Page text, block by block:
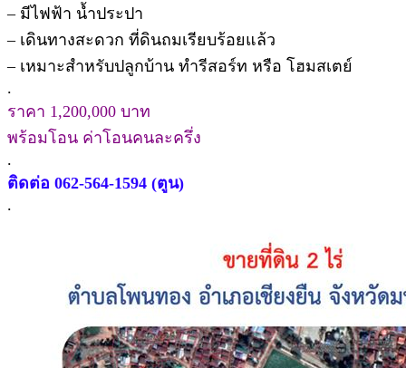
– มีไฟฟ้า น้ำประปา
– เดินทางสะดวก ที่ดินถมเรียบร้อยแล้ว
– เหมาะสําหรับปลูกบ้าน ทํารีสอร์ท หรือ โฮมสเตย์
.
ราคา 1,200,000 บาท
พร้อมโอน ค่าโอนคนละครึ่ง
.
ติดต่อ 062-564-1594 (ตูน)
.